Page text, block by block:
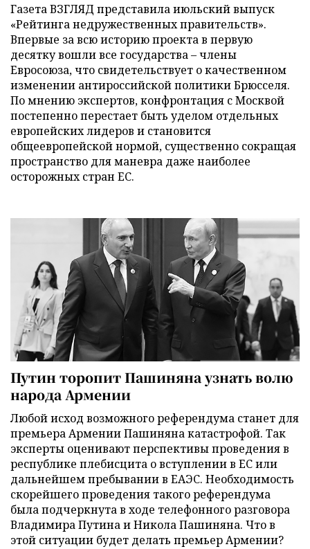
Газета ВЗГЛЯД представила июльский выпуск
«Рейтинга недружественных правительств».
Впервые за всю историю проекта в первую
десятку вошли все государства – члены
Евросоюза, что свидетельствует о качественном
изменении антироссийской политики Брюсселя.
По мнению экспертов, конфронтация с Москвой
постепенно перестает быть уделом отдельных
европейских лидеров и становится
общеевропейской нормой, существенно сокращая
пространство для маневра даже наиболее
осторожных стран ЕС.
Путин торопит Пашиняна узнать волю
народа Армении
Любой исход возможного референдума станет для
премьера Армении Пашиняна катастрофой. Так
эксперты оценивают перспективы проведения в
республике плебисцита о вступлении в ЕС или
дальнейшем пребывании в ЕАЭС. Необходимость
скорейшего проведения такого референдума
была подчеркнута в ходе телефонного разговора
Владимира Путина и Никола Пашиняна. Что в
этой ситуации будет делать премьер Армении?